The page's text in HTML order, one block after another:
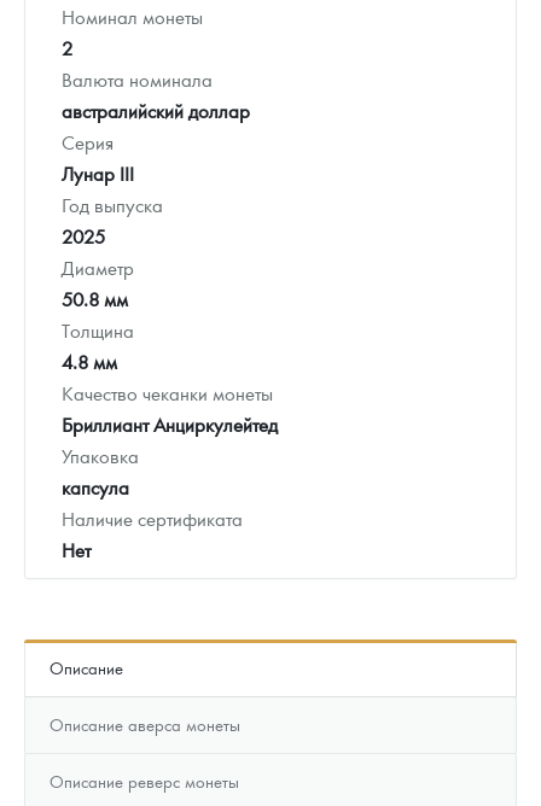
Номинал монеты
2
Валюта номинала
австралийский доллар
Серия
Лунар III
Год выпуска
2025
Диаметр
50.8 мм
Толщина
4.8 мм
Качество чеканки монеты
Бриллиант Анциркулейтед
Упаковка
капсула
Наличие сертификата
Нет
Описание
Описание аверса монеты
Описание реверс монеты